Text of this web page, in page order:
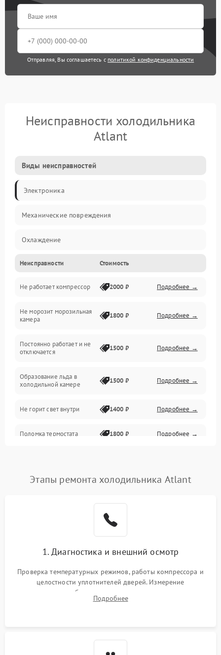
Отправляя, Вы соглашаетесь с политикой конфиденциальности
Неисправности холодильника
Atlant
Виды неисправностей
Электроника
Механические повреждения
Охлаждение
Механика
Электропитание
Дренаж
Неисправности Стоимость
Не работает компрессор 2000 ₽ Подробнее →
Не морозит морозильная
камера
1800 ₽ Подробнее →
Постоянно работает и не
отключается
1500 ₽ Подробнее →
Образование льда в
холодильной камере
1500 ₽ Подробнее →
Не горит свет внутри 1400 ₽ Подробнее →
Поломка термостата 1800 ₽ Подробнее →
Поломка системы No Frost 2600 ₽ Подробнее →
работе
2000 ₽ Подробнее →
1000 ₽
1800 ₽
Этапы ремонта холодильника Atlant
1. Диагностика и внешний осмотр
Проверка температурных режимов, работы компрессора и
целостности уплотнителей дверей. Измерение
сопротивления обмоток мотора, проверка термостата и
считывание кодов ошибок с электронного дисплея.
Подробнее